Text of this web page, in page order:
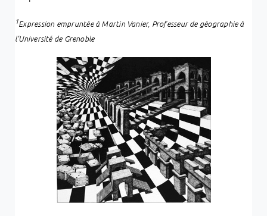
1Expression empruntée à Martin Vanier, Professeur de géographie à
l’Université de Grenoble